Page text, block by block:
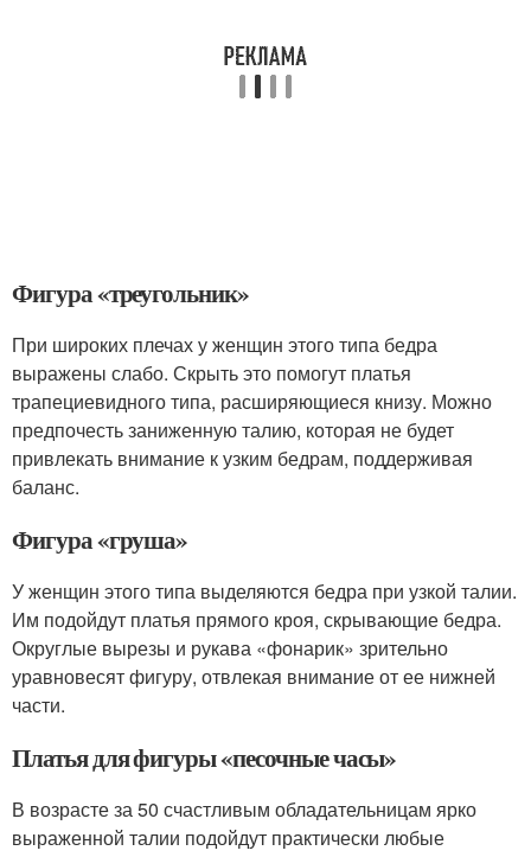
Фигура «треугольник»
При широких плечах у женщин этого типа бедра
выражены слабо. Скрыть это помогут платья
трапециевидного типа, расширяющиеся книзу. Можно
предпочесть заниженную талию, которая не будет
привлекать внимание к узким бедрам, поддерживая
баланс.
Фигура «груша»
У женщин этого типа выделяются бедра при узкой талии.
Им подойдут платья прямого кроя, скрывающие бедра.
Округлые вырезы и рукава «фонарик» зрительно
уравновесят фигуру, отвлекая внимание от ее нижней
части.
Платья для фигуры «песочные часы»
В возрасте за 50 счастливым обладательницам ярко
выраженной талии подойдут практически любые